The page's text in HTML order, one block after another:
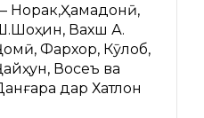
Норак,Ҳамадонӣ,
Вахш А.
Фархор, Кӯлоб,
Восеъ ва
дар Хатлон